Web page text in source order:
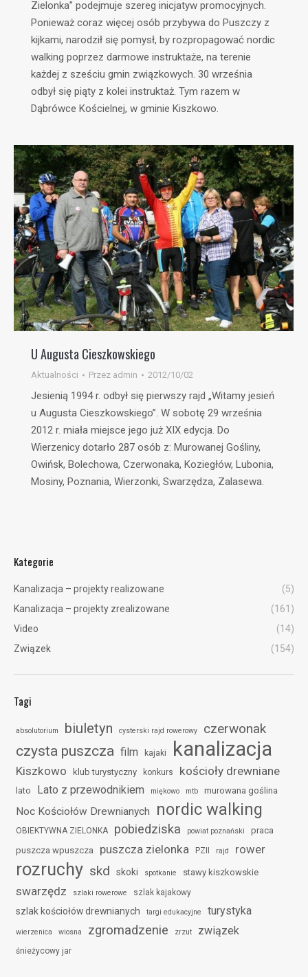
Zielonka” podejmuje szereg inicjatyw promocyjnych.
Ponieważ coraz więcej osób przybywa do Puszczy z
kijkami, narodził się pomysł, by rozpropagować nordic
walking poprzez darmowe instruktaże, na terenie
każdej z sześciu gmin związkowych. 30 września
odbył się piąty z kolei instruktaż. Tym razem w
Dąbrówce Kościelnej, w gminie Kiszkowo.
U Augusta Cieszkowskiego
Aktualności Przez admin 2012/10/02
Jesienią 1994 r. odbył się pierwszy rajd „Witamy jesień
u Augusta Cieszkowskiego”. W sobotę 29 września
2012 r. miała miejsce jego już XIX edycja. Do
Wierzenicy dotarło 287 osób z: Murowanej Gośliny,
Owińsk, Bolechowa, Czerwonaka, Koziegłów, Lubonia,
Mosiny, Poznania, Wierzonki, Swarzędza, Zalasewa.
Kategorie
Kanalizacja – projekty realizowane
(5)
Kanalizacja – projekty zrealizowane
(161)
Video
(14)
Związek
(154)
Tagi
absolutorium biuletyn cysterski rajd rowerowy czerwonak
czysta puszcza film kajaki kanalizacja
Kiszkowo klub turystyczny konkurs kościoły drewniane
lato Lato z przewodnikiem miękowo mtb murowana goślina
Noc Kościołów Drewnianych nordic walking
OBIEKTYWNA ZIELONKA pobiedziska powiat poznański
praca
puszcza wpuszcza
puszcza zielonka PZII rajd rower
rozruchy skd skoki spotkanie stawy kiszkowskie
swarzędz szlaki rowerowe szlak kajakowy
szlak kościołów drewnianych targi edukacyjne turystyka
wierzenica wiosna zgromadzenie zrzut związek
śnieżycowy jar